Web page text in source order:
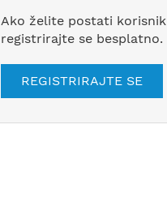
Ako želite postati korisnik
registrirajte se besplatno.
REGISTRIRAJTE SE